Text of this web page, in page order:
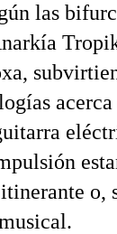
las
acerca
o,